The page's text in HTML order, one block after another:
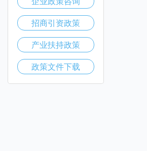
招商引资政策
产业扶持政策
政策文件下载